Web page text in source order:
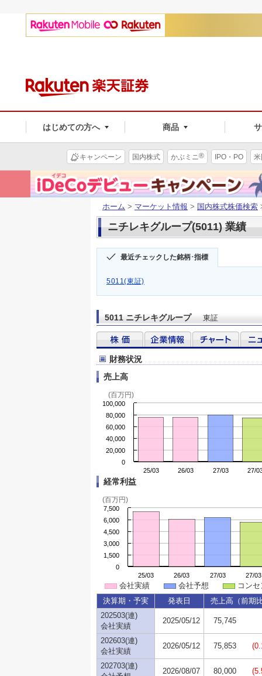
はじめての方へ 商品
キャンペーン 国内株式 かぶミニ® IPO・PO
ホーム > マーケット情報 > 国内株式株価検索
ニチレキグループ(5011) 業績
最近チェックした銘柄･指標
5011(東証)
5011 ニチレキグループ 東証